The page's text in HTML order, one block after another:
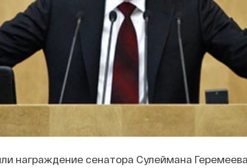
награждение сенатора Сулеймана